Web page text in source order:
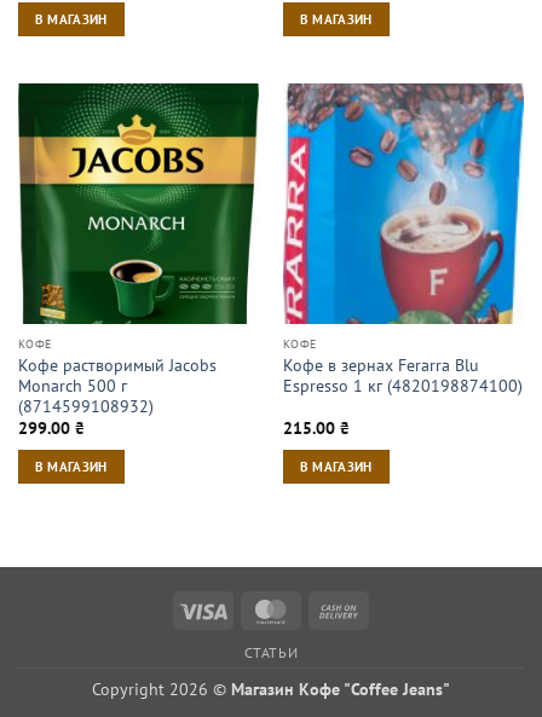
В МАГАЗИН В МАГАЗИН
КОФЕ
Кофе растворимый Jacobs
Monarch 500 г
(8714599108932)
299.00 ₴
В МАГАЗИН
КОФЕ
Кофе в зернах Ferarra Blu
Espresso 1 кг (4820198874100)
215.00 ₴
В МАГАЗИН
Visa MasterCard
СТАТЬИ
Copyright 2026 © Магазин Кофе "Coffee Jeans"